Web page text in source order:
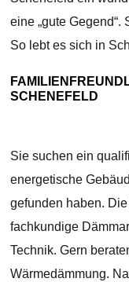
eine „gute
So lebt es sich in
SCHENEFELD
Sie suchen ein
energetische
gefunden haben.
fachkundige
Technik. Gern
Wärmedämmung.